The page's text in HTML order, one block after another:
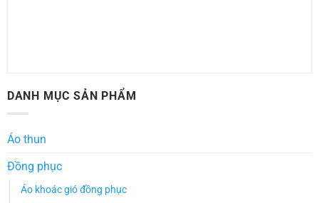
DANH MỤC SẢN PHẨM
Áo thun
Đồng phục
Áo khoác gió đồng phục